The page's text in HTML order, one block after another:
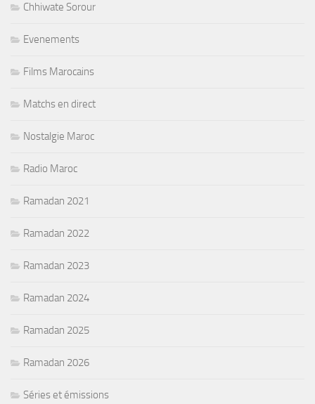
Chhiwate Sorour
Evenements
Films Marocains
Matchs en direct
Nostalgie Maroc
Radio Maroc
Ramadan 2021
Ramadan 2022
Ramadan 2023
Ramadan 2024
Ramadan 2025
Ramadan 2026
Séries et émissions